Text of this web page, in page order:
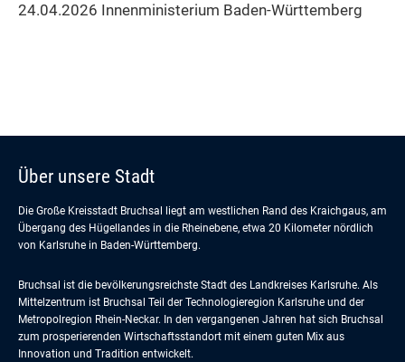
24.04.2026 Innenministerium Baden-Württemberg
Über unsere Stadt
Die Große Kreisstadt Bruchsal liegt am westlichen Rand des Kraichgaus, am
Übergang des Hügellandes in die Rheinebene, etwa 20 Kilometer nördlich
von Karlsruhe in Baden-Württemberg.
Bruchsal ist die bevölkerungsreichste Stadt des Landkreises Karlsruhe. Als
Mittelzentrum ist Bruchsal Teil der Technologieregion Karlsruhe und der
Metropolregion Rhein-Neckar. In den vergangenen Jahren hat sich Bruchsal
zum prosperierenden Wirtschaftsstandort mit einem guten Mix aus
Innovation und Tradition entwickelt.